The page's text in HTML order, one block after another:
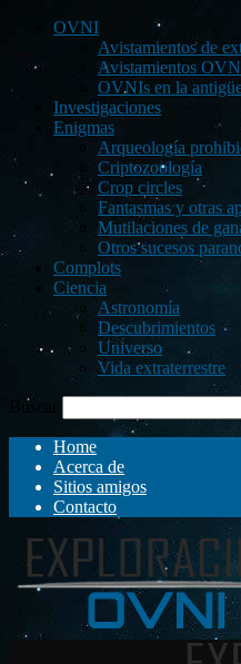
OVNI
Avistamientos de
Avistamientos
OVNIs en la
Investigaciones
Enigmas
Arqueología
Criptozoología
Crop circles
Fantasmas y otras
Mutilaciones de
Otros sucesos
Complots
Ciencia
Astronomía
Descubrimientos
Universo
Vida extraterrestre
Buscar
Home
Acerca de
Sitios amigos
Contacto